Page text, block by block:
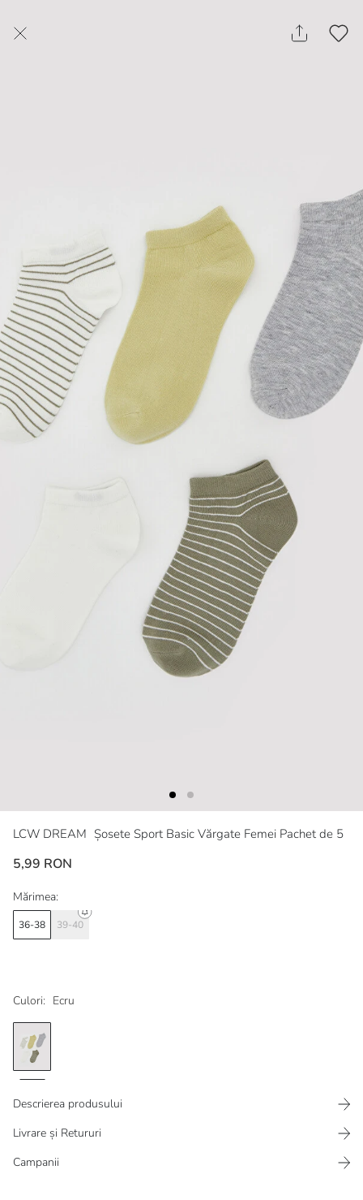
LCW DREAM Șosete Sport Basic Vărgate Femei Pachet de 5
5,99 RON
Culori: Ecru
Mărimea:
36-38 39-40
Descrierea produsului
Livrare și Retururi
Campanii